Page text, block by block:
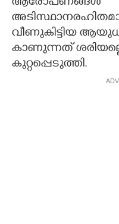
CONTACT US
ആരോപണങ്ങൾ
വീണുകിട്ടിയ
കാണുന്നത്
കുറ്റപ്പെടുത്തി.